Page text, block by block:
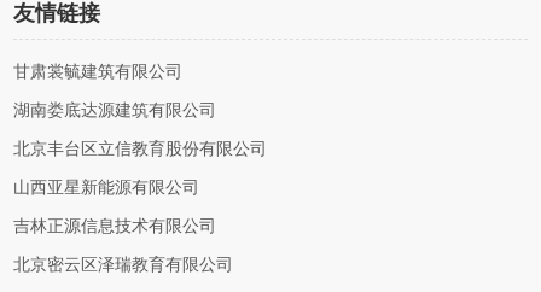
友情链接
甘肃裳毓建筑有限公司
湖南娄底达源建筑有限公司
北京丰台区立信教育股份有限公司
山西亚星新能源有限公司
吉林正源信息技术有限公司
北京密云区泽瑞教育有限公司